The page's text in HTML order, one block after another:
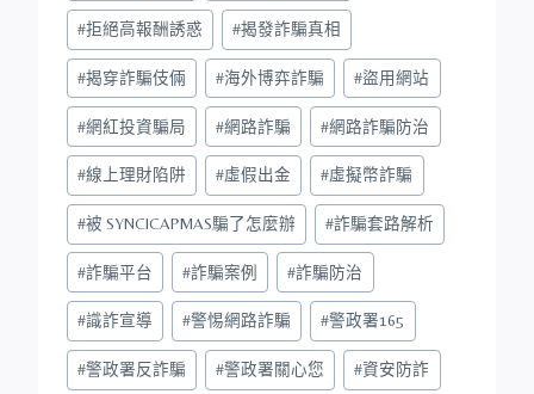
#拒絕高報酬誘惑 #揭發詐騙真相
#揭穿詐騙伎倆 #海外博弈詐騙 #盜用網站
#網紅投資騙局 #網路詐騙 #網路詐騙防治
#線上理財陷阱 #虛假出金 #虛擬幣詐騙
#被 SYNCICAPMAS騙了怎麼辦 #詐騙套路解析
#詐騙平台 #詐騙案例 #詐騙防治
#識詐宣導 #警惕網路詐騙 #警政署165
#警政署反詐騙 #警政署關心您 #資安防詐